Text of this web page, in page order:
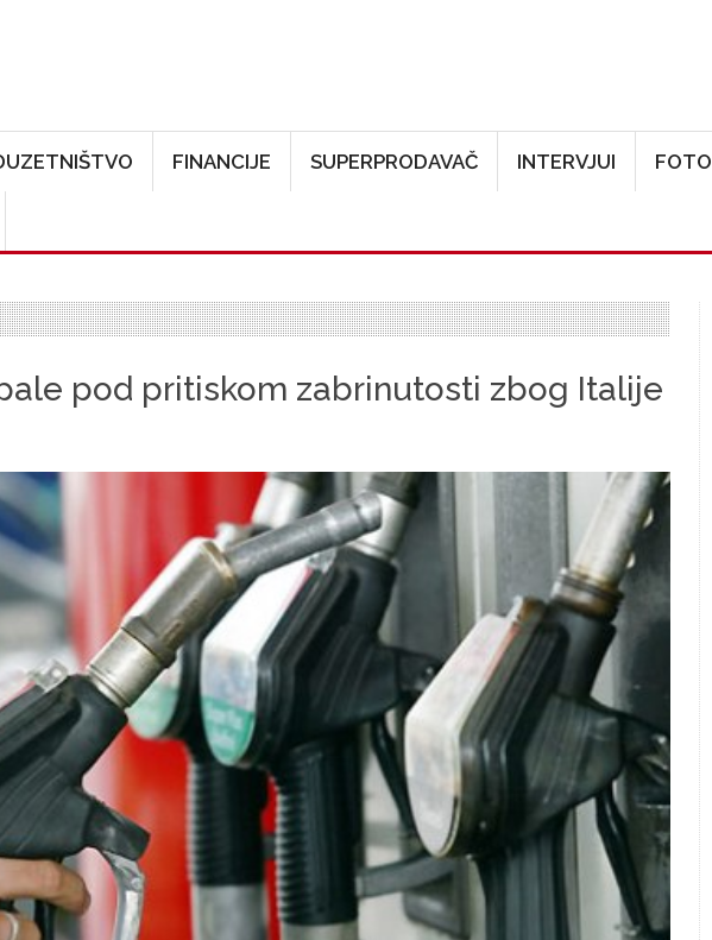
FINANCIJE SUPERPRODAVAČ INTERVJUI FOTO
pod pritiskom zabrinutosti zbog Italije